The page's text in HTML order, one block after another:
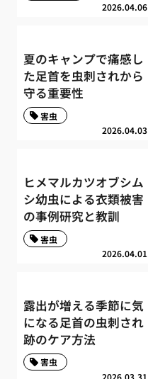
2026.04.06
夏のキャンプで痛感し
た足首を虫刺されから
守る重要性
2026.04.03
害虫
ヒメマルカツオブシム
シ幼虫による衣類被害
の事例研究と教訓
2026.04.01
害虫
露出が増える季節に気
になる足首の虫刺され
跡のケア方法
2026.03.31
害虫